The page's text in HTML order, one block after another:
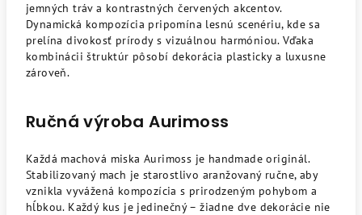
jemných tráv a kontrastných červených akcentov.
Dynamická kompozícia pripomína lesnú scenériu, kde sa
prelína divokosť prírody s vizuálnou harmóniou. Vďaka
kombinácii štruktúr pôsobí dekorácia plasticky a luxusne
zároveň.
Ručná výroba Aurimoss
Každá machová miska Aurimoss je handmade originál.
Stabilizovaný mach je starostlivo aranžovaný ručne, aby
vznikla vyvážená kompozícia s prirodzeným pohybom a
hĺbkou. Každý kus je jedinečný – žiadne dve dekorácie nie